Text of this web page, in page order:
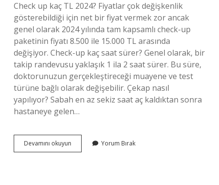
Check up kaç TL 2024? Fiyatlar çok değişkenlik
gösterebildiği için net bir fiyat vermek zor ancak
genel olarak 2024 yılında tam kapsamlı check-up
paketinin fiyatı 8.500 ile 15.000 TL arasında
değişiyor. Check-up kaç saat sürer? Genel olarak, bir
takip randevusu yaklaşık 1 ila 2 saat sürer. Bu süre,
doktorunuzun gerçekleştireceği muayene ve test
türüne bağlı olarak değişebilir. Çekap nasıl
yapılıyor? Sabah en az sekiz saat aç kaldıktan sonra
hastaneye gelen…
Devamını okuyun
Up
Yorum Bırak